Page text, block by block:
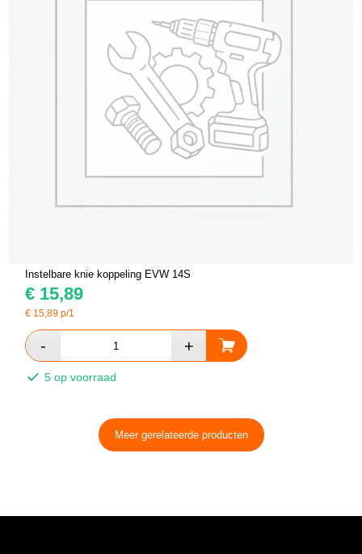
Instelbare knie koppeling EVW 14S
€ 15,89
€ 15,89 p/1
5 op voorraad
Meer gerelateerde producten